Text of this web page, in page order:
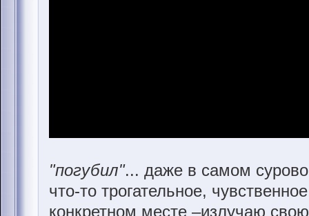
"погубил"... даже в самом
что-то трогательное,
конкретном месте –излучаю